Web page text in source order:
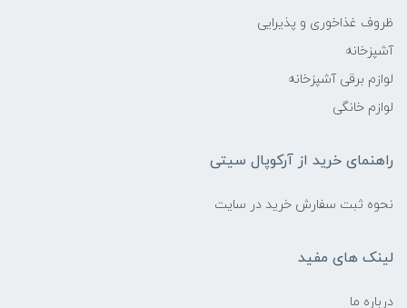
ظروف غذاخوری و پذیرایی
آشپزخانه
لوازم برقی آشپزخانه
لوازم خانگی
راهنمای خرید از آرکوپال سیتی
نحوه ثبت سفارش خرید در سایت
لینک های مفید
درباره ما